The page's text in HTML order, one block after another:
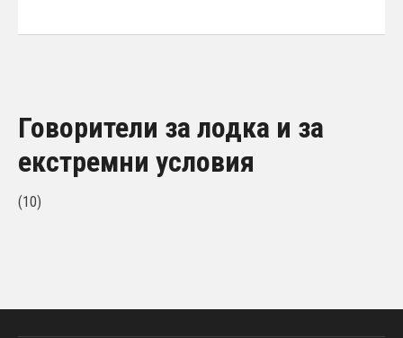
Говорители за лодка и за
екстремни условия
(10)